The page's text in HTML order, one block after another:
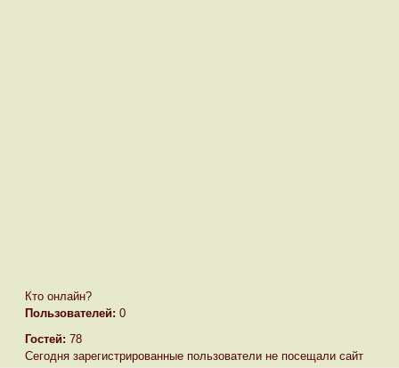
Кто онлайн?
Пользователей: 0
Гостей: 78
Сегодня зарегистрированные пользователи не посещали сайт